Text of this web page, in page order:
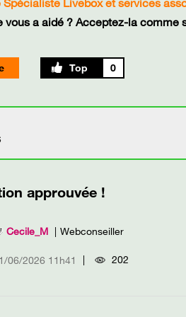
vous a aidé ? Acceptez-la comme
0
Cecile_M Webconseiller
06/2026 11h41 202